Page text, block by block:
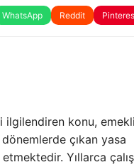
WhatsApp Reddit
ilgilendiren konu,
çıkan yasa
Yıllarca